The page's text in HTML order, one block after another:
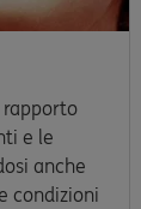
rapporto
e le
anche
condizioni